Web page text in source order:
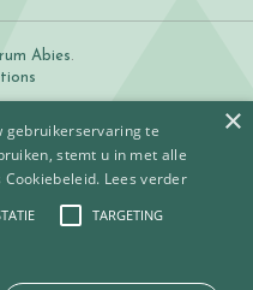
Abies.
×
gebruikerservaring te
stemt u in met alle
Lees verder
TARGETING